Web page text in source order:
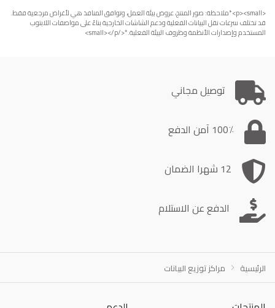
<p><small>*ملاحظة: صور المنتج، عروض بيئة العمل، وتوافق المنافذ هي لأغراض مرجعية فقط.
قد تختلف سرعات نقل البيانات الفعلية ودعم الشاشات الخارجية بناءً على مواصفات اللابتوب
المستخدم وإصدارات الأنظمة وظروف البيئة الفعلية.*</small></p>
توصيل مجاني
100٪ آمن الدفع
12 شهرا الضمان
الدفع عن الاستلام
الرئيسية مراكز توزيع البيانات